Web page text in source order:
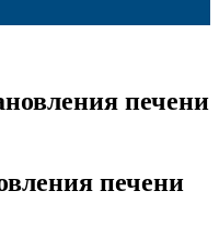
печени
печени